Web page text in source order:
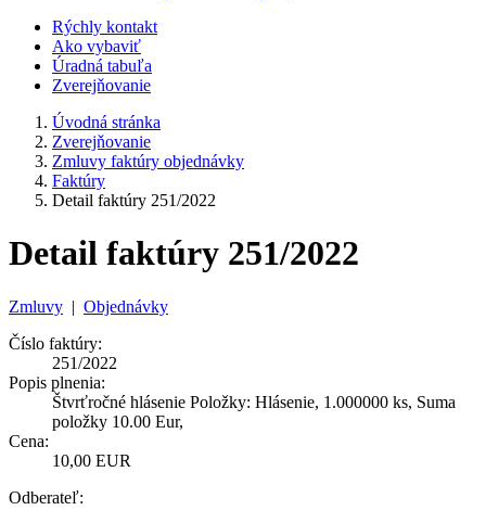
Rýchly kontakt
Ako vybaviť
Úradná tabuľa
Zverejňovanie
Úvodná stránka
Zverejňovanie
Zmluvy faktúry objednávky
Faktúry
Detail faktúry 251/2022
Detail faktúry 251/2022
Zmluvy | Objednávky
Číslo faktúry:
251/2022
Popis plnenia:
Štvrťročné hlásenie Položky: Hlásenie, 1.000000 ks, Suma
položky 10.00 Eur,
Cena:
10,00 EUR
Odberateľ: